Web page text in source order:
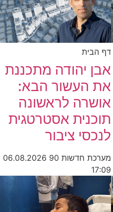
דף הבית
אבן יהודה מתכננת
את העשור הבא:
אושרה לראשונה
תוכנית אסטרטגית
לנכסי ציבור
מערכת חדשות 90
06.08.2026
17:09